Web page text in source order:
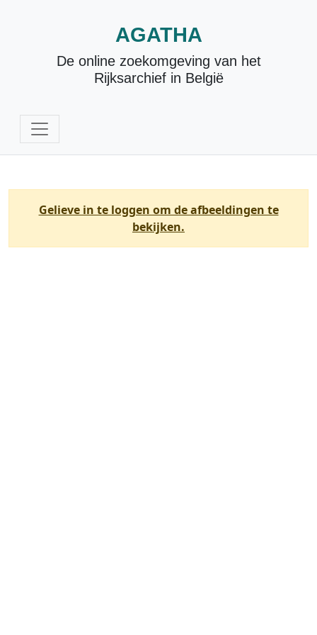
AGATHA
De online zoekomgeving van het
Rijksarchief in België
Gelieve in te loggen om de afbeeldingen te
bekijken.